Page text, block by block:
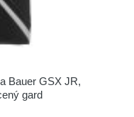
Bauer GSX JR,
gard